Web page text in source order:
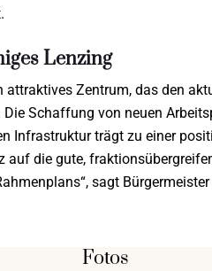
Lenzing
attraktives Zentrum, das den
Schaffung von neuen
Infrastruktur trägt zu einer
auf die gute,
sagt
Fotos